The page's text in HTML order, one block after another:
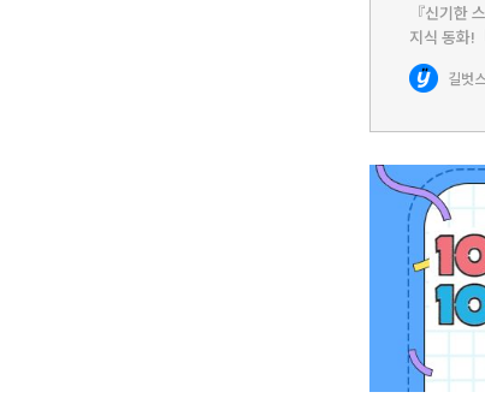
『신기한
지식 동화!
한 과학 지
로운 이야
길벗